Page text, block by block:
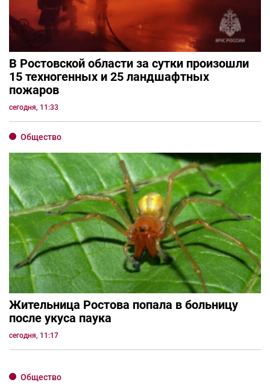
В Ростовской области за сутки произошли
15 техногенных и 25 ландшафтных
пожаров
сегодня, 11:33
Общество
Жительница Ростова попала в больницу
после укуса паука
сегодня, 11:17
Общество